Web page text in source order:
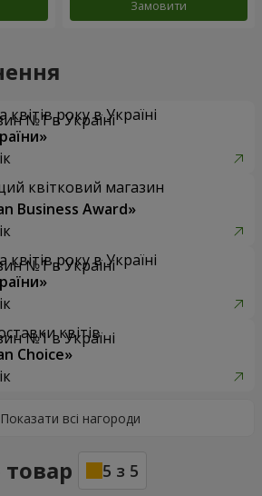
Замовити
квітів року в Україні
квітковий магазин
Business Award»
квітів року в Україні
квітів
Choice»
товар 5 з 5